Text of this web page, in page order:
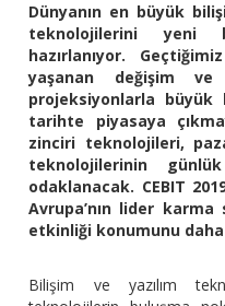
Dünyanın en büyük
teknolojilerini yeni
hazırlanıyor.
yaşanan değişim ve
projeksiyonlarla
tarihte piyasaya
zinciri teknolojileri,
teknolojilerinin
odaklanacak. CEBIT
Avrupa’nın lider
etkinliği konumunu
Bilişim ve yazılım